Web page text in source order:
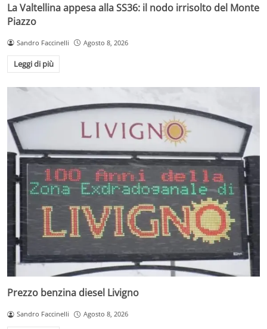
La Valtellina appesa alla SS36: il nodo irrisolto del Monte
Piazzo
Sandro Faccinelli Agosto 8, 2026
Leggi di più
Prezzo benzina diesel Livigno
Sandro Faccinelli Agosto 8, 2026